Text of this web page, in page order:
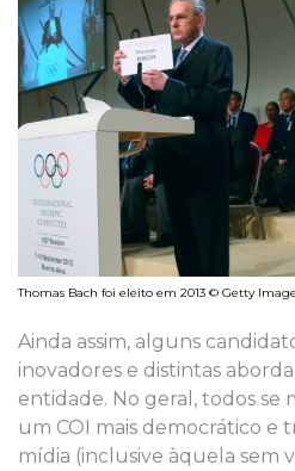
Thomas Bach foi eleito em 2013 © Getty
Ainda assim, alguns
inovadores e distintas
entidade. No geral, todos se
um COI mais democrático e
mídia (inclusive àquela sem